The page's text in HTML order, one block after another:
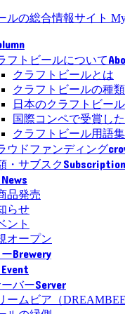
フトビールについて
クラフトビールとは
クラフトビールの種類
日本のクラフトビー
国際コンペで受賞し
クラフトビール用語集
ウドファンディング
・サブスクSubscription
News
品発売
らせ
ント
オープン
Brewery
Event
バーServer
ームビア（